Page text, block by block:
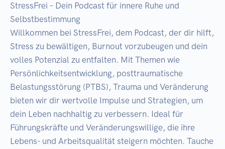
StressFrei – Dein Podcast für innere Ruhe und
Selbstbestimmung
Willkommen bei StressFrei, dem Podcast, der dir hilft,
Stress zu bewältigen, Burnout vorzubeugen und dein
volles Potenzial zu entfalten. Mit Themen wie
Persönlichkeitsentwicklung, posttraumatische
Belastungsstörung (PTBS), Trauma und Veränderung
bieten wir dir wertvolle Impulse und Strategien, um
dein Leben nachhaltig zu verbessern. Ideal für
Führungskräfte und Veränderungswillige, die ihre
Lebens- und Arbeitsqualität steigern möchten. Tauche